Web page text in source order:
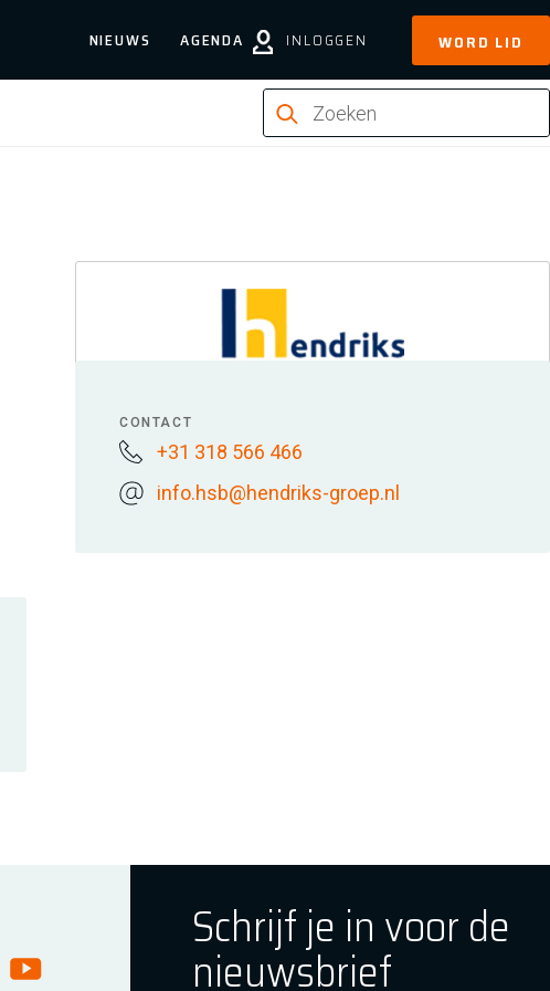
NIEUWS AGENDA INLOGGEN WORD LID
CONTACT
+31 318 566 466
info.hsb@hendriks-groep.nl
Instagram
FME Youtube
Schrijf je in voor de
nieuwsbrief